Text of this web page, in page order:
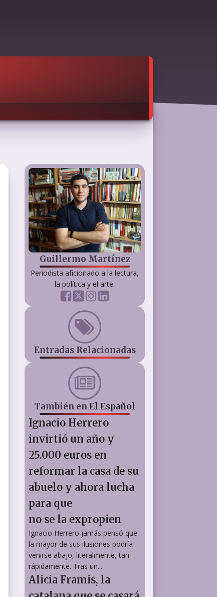
Guillermo Martínez
Periodista aficionado a la lectura,
la política y el arte.
Entradas Relacionadas
También en El Español
Ignacio Herrero
invirtió un año y
25.000 euros en
reformar la casa de su
abuelo y ahora lucha
para que
no se la expropien
Ignacio Herrero jamás pensó que
la mayor de sus ilusiones podría
venirse abajo, literalmente, tan
rápidamente. Tras un...
Alicia Framis, la